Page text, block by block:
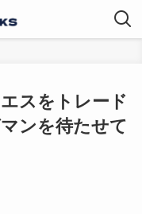
スをトレード
ンを待たせて